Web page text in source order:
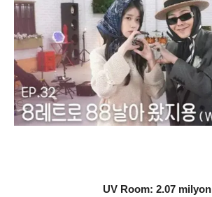
UV Room: 2.07 milyon